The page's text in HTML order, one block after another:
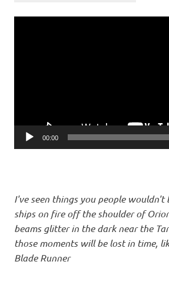
00:00
I've seen things you people wouldn't
ships on fire off the shoulder of
beams glitter in the dark near the
those moments will be lost in time,
Blade Runner